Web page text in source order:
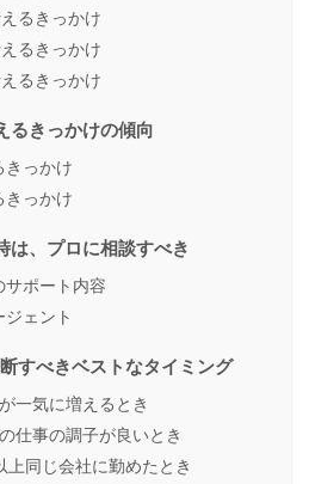
るきっかけ
るきっかけ
るきっかけ
るきっかけの傾向
きっかけ
きっかけ
は、プロに相談すべき
サポート内容
ェント
すべきベストなタイミング
一気に増えるとき
仕事の調子が良いとき
上同じ会社に勤めたとき